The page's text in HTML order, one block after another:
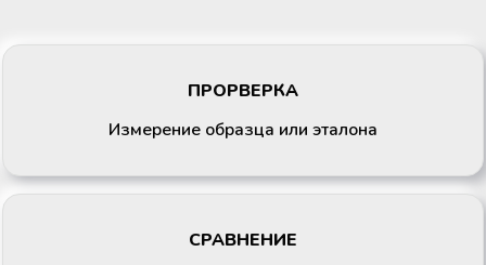
ПРОРВЕРКА
Измерение образца или эталона
СРАВНЕНИЕ